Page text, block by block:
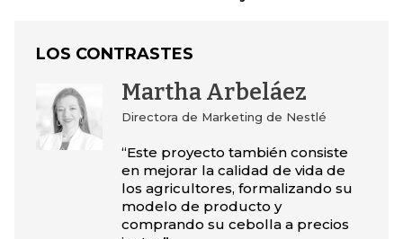
LOS CONTRASTES
Martha Arbeláez
Directora de Marketing de Nestlé
“Este proyecto también consiste
en mejorar la calidad de vida de
los agricultores, formalizando su
modelo de producto y
comprando su cebolla a precios